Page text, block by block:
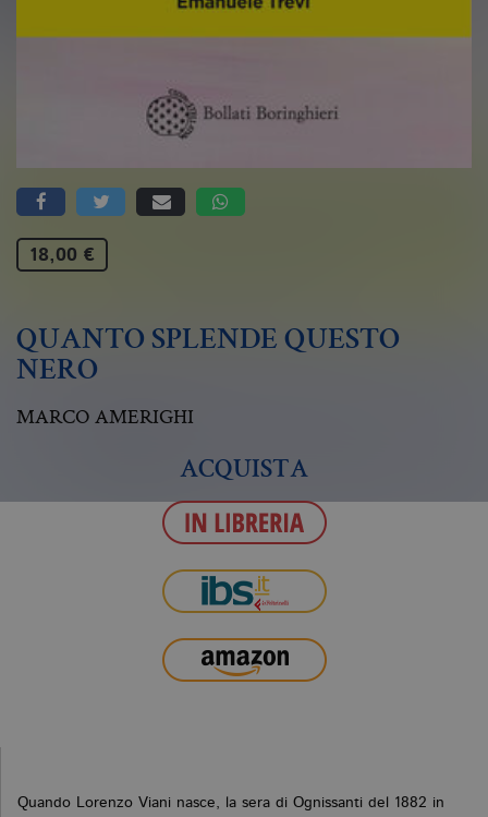
18,00 €
QUANTO SPLENDE QUESTO
NERO
MARCO AMERIGHI
ACQUISTA
Quando Lorenzo Viani nasce, la sera di Ognissanti del 1882 in